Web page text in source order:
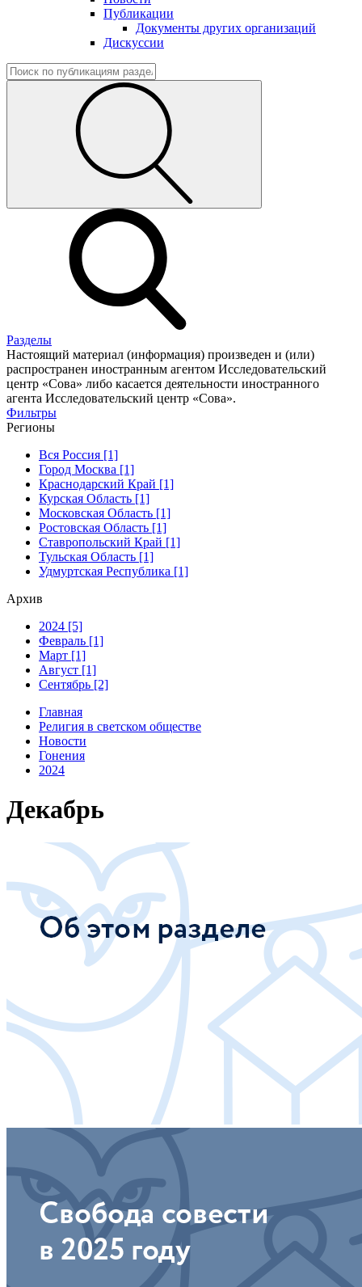
Публикации
Документы других организаций
Дискуссии
Разделы
Настоящий материал (информация) произведен и (или)
распространен иностранным агентом Исследовательский
центр «Сова» либо касается деятельности иностранного
агента Исследовательский центр «Сова».
Фильтры
Регионы
Вся Россия [1]
Город Москва [1]
Краснодарский Край [1]
Курская Область [1]
Московская Область [1]
Ростовская Область [1]
Ставропольский Край [1]
Тульская Область [1]
Удмуртская Республика [1]
Архив
2024 [5]
Февраль [1]
Март [1]
Август [1]
Сентябрь [2]
Главная
Религия в светском обществе
Новости
Гонения
2024
Декабрь